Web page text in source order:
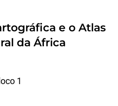
e o Atlas
da África
1